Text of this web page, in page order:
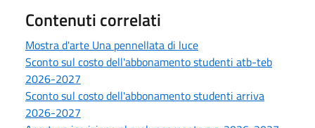
Contenuti correlati
Mostra d'arte Una pennellata di luce
Sconto sul costo dell'abbonamento studenti atb-teb
2026-2027
Sconto sul costo dell'abbonamento studenti arriva
2026-2027